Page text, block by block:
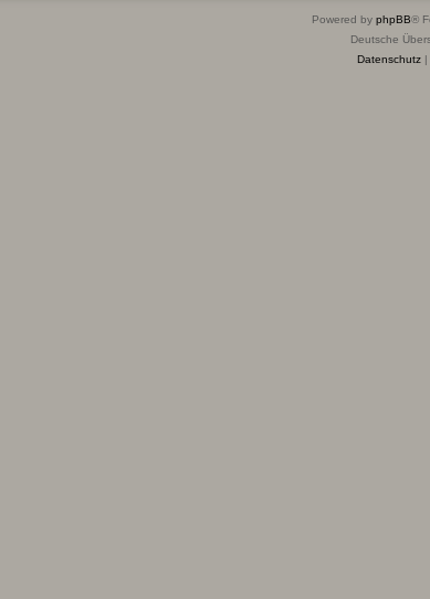
Powered by phpBB®
Deutsche
Datenschutz|